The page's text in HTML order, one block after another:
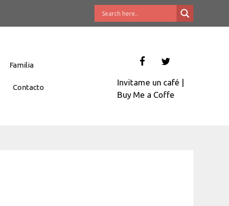
Familia
Contacto
Invitame un café |
Buy Me a Coffe